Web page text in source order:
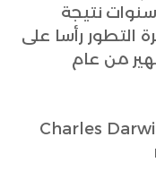
سنوات نتيجة
التطور رأسا على
من عام
Charles